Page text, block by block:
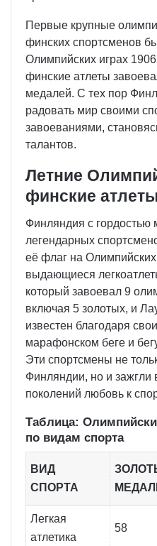
Первые крупные
финских спортсменов
Олимпийских играх
финские атлеты
медалей. С тех пор
радовать мир своими
завоеваниями,
талантов.
Летние
финские атлеты
Финляндия с гордостью
легендарных
её флаг на
выдающиеся
который завоевал 9
включая 5 золотых, и
известен благодаря
марафонском беге и
Эти спортсмены не
Финляндии, но и зажгли
поколений любовь к
Таблица:
по видам спорта
ВИД
СПОРТА
Легкая
атлетика
58